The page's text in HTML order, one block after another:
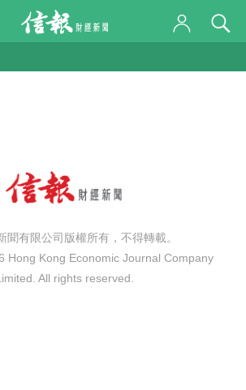
聞有限公司版權所有，不得轉載。
Hong Kong Economic Journal Company
All rights reserved.